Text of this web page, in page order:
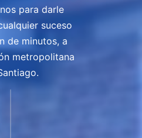
para darle
suceso
de minutos, a
metropolitana